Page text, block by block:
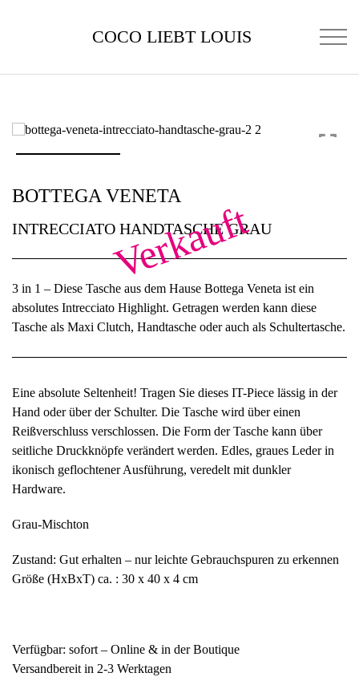
COCO LIEBT LOUIS
Verkauft
BOTTEGA VENETA
INTRECCIATO HANDTASCHE GRAU
3 in 1 – Diese Tasche aus dem Hause Bottega Veneta ist ein
absolutes Intrecciato Highlight. Getragen werden kann diese
Tasche als Maxi Clutch, Handtasche oder auch als Schultertasche.
Eine absolute Seltenheit! Tragen Sie dieses IT-Piece lässig in der
Hand oder über der Schulter. Die Tasche wird über einen
Reißverschluss verschlossen. Die Form der Tasche kann über
seitliche Druckknöpfe verändert werden. Edles, graues Leder in
ikonisch geflochtener Ausführung, veredelt mit dunkler
Hardware.
Grau-Mischton
Zustand: Gut erhalten – nur leichte Gebrauchspuren zu erkennen
Größe (HxBxT) ca. : 30 x 40 x 4 cm
Verfügbar: sofort – Online & in der Boutique
Versandbereit in 2-3 Werktagen